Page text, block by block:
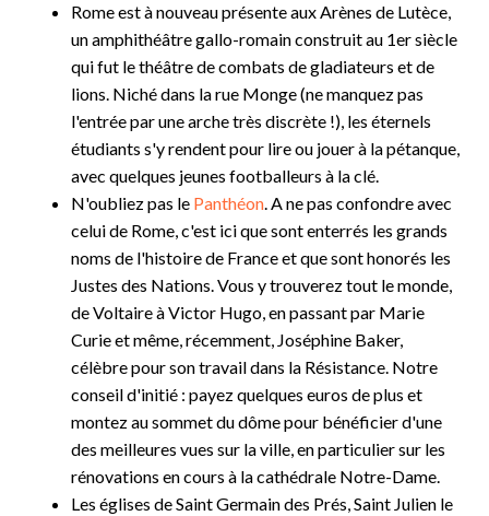
Rome est à nouveau présente aux Arènes de Lutèce,
un amphithéâtre gallo-romain construit au 1er siècle
qui fut le théâtre de combats de gladiateurs et de
lions. Niché dans la rue Monge (ne manquez pas
l'entrée par une arche très discrète !), les éternels
étudiants s'y rendent pour lire ou jouer à la pétanque,
avec quelques jeunes footballeurs à la clé.
N'oubliez pas le Panthéon. A ne pas confondre avec
celui de Rome, c'est ici que sont enterrés les grands
noms de l'histoire de France et que sont honorés les
Justes des Nations. Vous y trouverez tout le monde,
de Voltaire à Victor Hugo, en passant par Marie
Curie et même, récemment, Joséphine Baker,
célèbre pour son travail dans la Résistance. Notre
conseil d'initié : payez quelques euros de plus et
montez au sommet du dôme pour bénéficier d'une
des meilleures vues sur la ville, en particulier sur les
rénovations en cours à la cathédrale Notre-Dame.
Les églises de Saint Germain des Prés, Saint Julien le